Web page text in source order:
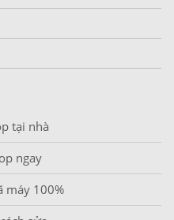
tại nhà
ngay
máy 100%